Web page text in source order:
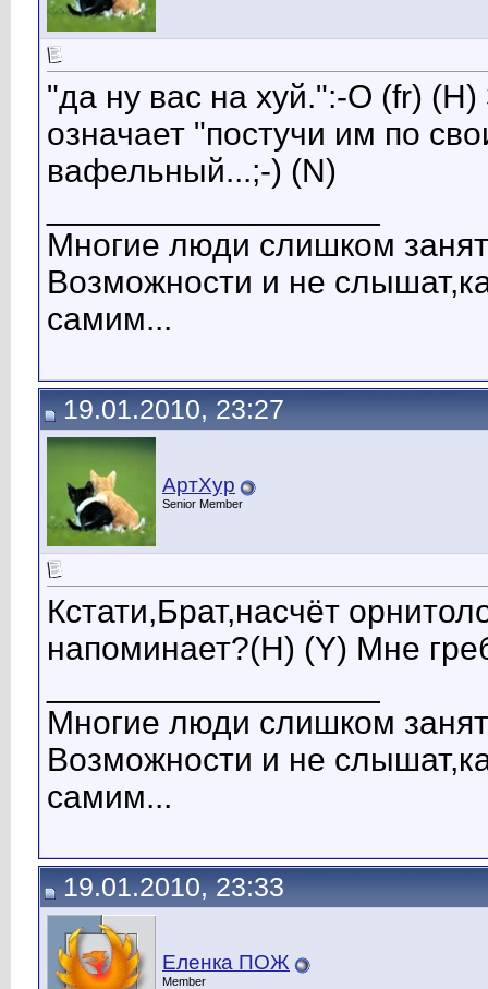
"да ну вас на хуй.":-O (fr)
означает "постучи им по
вафельный...;-) (N)
Многие люди слишком
Возможности и не
самим...
19.01.2010, 23:27
АртХур
Senior Member
Кстати,Брат,насчёт
напоминает?(H) (Y) Мне
Многие люди слишком
Возможности и не
самим...
19.01.2010, 23:33
Еленка ПОЖ
Member